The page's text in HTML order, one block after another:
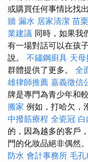
或購買任何事情比找
牆 漏水 居家清潔 苗
業建議 同時，如果我
有一場對話可以在孩
說。 不鏽鋼廚具 天
群體提供了更多。 全
雄律師推薦 嘉義徵信
牌是專門為青少年和
搬家 例如，打哈欠，
中撥筋療程 全瓷冠
的，因為越多的客戶
門的化妝品絕非偶然。
防水 會計事務所 毛孔